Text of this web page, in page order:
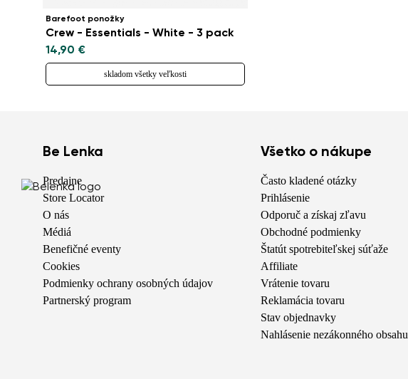
Barefoot ponožky
Crew - Essentials - White - 3 pack
14,90 €
skladom všetky veľkosti
Be Lenka
Predajne
Store Locator
O nás
Médiá
Benefičné eventy
Cookies
Podmienky ochrany osobných údajov
Partnerský program
Všetko o nákupe
Často kladené otázky
Prihlásenie
Odporuč a získaj zľavu
Obchodné podmienky
Štatút spotrebiteľskej súťaže
Affiliate
Vrátenie tovaru
Reklamácia tovaru
Stav objednavky
Nahlásenie nezákonného obsahu